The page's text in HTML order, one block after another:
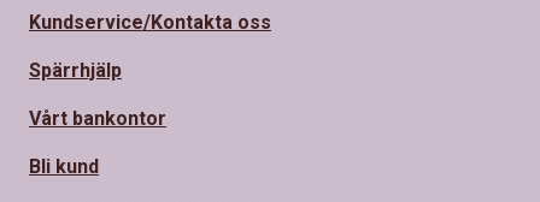
Kundservice/Kontakta oss
Spärrhjälp
Vårt bankontor
Bli kund